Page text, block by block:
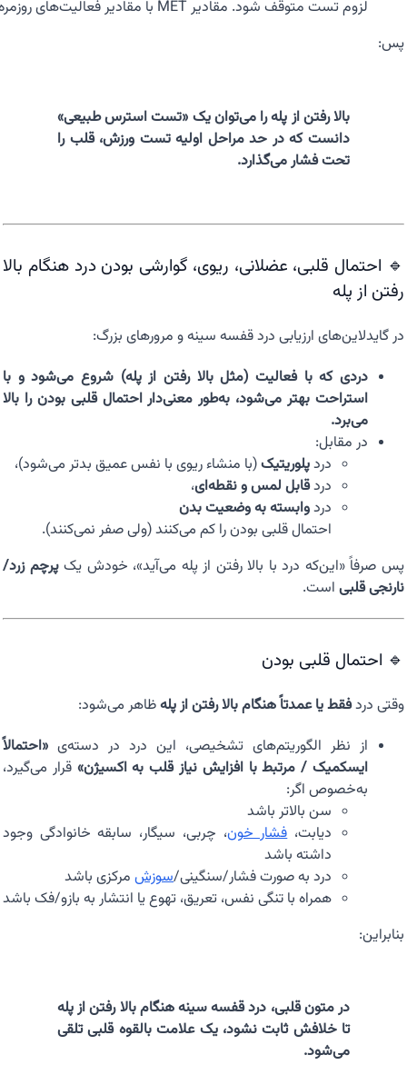
لزوم تست متوقف شود. مقادیر MET با مقادیر فعالیت‌های روزمره قابل مقایسه است.
پس:
بالا رفتن از پله را می‌توان یک «تست استرس طبیعی»
دانست که در حد مراحل اولیه تست ورزش، قلب را
تحت فشار می‌گذارد.
🔹 احتمال قلبی، عضلانی، ریوی، گوارشی بودن درد هنگام بالا
رفتن از پله
در گایدلاین‌های ارزیابی درد قفسه سینه و مرورهای بزرگ:
دردی که با فعالیت (مثل بالا رفتن از پله) شروع می‌شود و با
استراحت بهتر می‌شود، به‌طور معنی‌دار احتمال قلبی بودن را بالا
می‌برد.
در مقابل:
دردپلوریتیک(با منشاء ریوی با نفس عمیق بدتر می‌شود)،
دردقابل لمس و نقطه‌ای،
دردوابسته به وضعیت بدن
احتمال قلبی بودن را کم می‌کنند (ولی صفر نمی‌کنند).
پس صرفاً «این‌که درد با بالا رفتن از پله می‌آید»، خودش یکپرچم زرد/
نارنجی قلبی است.
🔹 احتمال قلبی بودن
وقتی دردفقط یا عمدتاً هنگام بالا رفتن از پلهظاهر می‌شود:
از نظر الگوریتم‌های تشخیصی، این درد در دسته‌ی «احتمالاً
ایسکمیک / مرتبط با افزایش نیاز قلب به اکسیژن» قرار می‌گیرد،
به‌خصوص اگر:
سن بالاتر باشد
دیابت،فشار خون، چربی، سیگار، سابقه خانوادگی وجود
داشته باشد
درد به صورت فشار/سنگینی/سوزش مرکزی باشد
همراه با تنگی نفس، تعریق، تهوع یا انتشار به بازو/فک باشد
بنابراین:
در متون قلبی، درد قفسه سینه هنگام بالا رفتن از پله
تا خلافش ثابت نشود، یک علامت بالقوه قلبی تلقی
می‌شود.